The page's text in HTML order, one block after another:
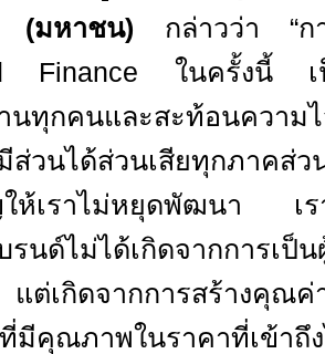
(มหาชน) กล่าวว่า “กา
Finance ในครั้งนี้ เ
นทุกคนและสะท้อนความ
ส่วนได้ส่วนเสียทุกภาค
ห้เราไม่หยุดพัฒนา เรา
รนด์ไม่ได้เกิดจากการเป็
แต่เกิดจากการสร้างคุณ
ที่มีคุณภาพในราคาที่เ